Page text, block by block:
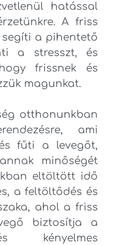
hatással
A friss
a pihentető
a stresszt, és
frissnek és
magunkat.
otthonunkban
ami
fűti a levegőt,
minőségét
eltöltött idő
a feltöltődés és
ahol a friss
biztosítja a
kényelmes